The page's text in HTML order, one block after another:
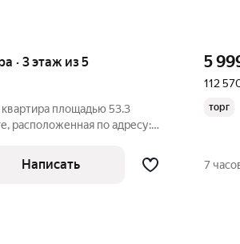
· 3 этаж из 5
площадью 53.3
расположенная по адресу:
ценит комфорт и удобство
5
112
торг
Написать 7